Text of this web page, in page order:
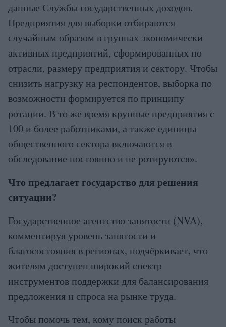
данные Службы государственных доходов.
Предприятия для выборки отбираются
случайным образом в группах экономически
активных предприятий, сформированных по
отрасли, размеру предприятия и сектору. Чтобы
снизить нагрузку на респондентов, выборка по
возможности формируется по принципу
ротации. В то же время крупные предприятия с
100 и более работниками, а также единицы
общественного сектора включаются в
обследование постоянно и не ротируются».
Что предлагает государство для решения
ситуации?
Государственное агентство занятости (NVA),
комментируя уровень занятости и
благосостояния в регионах, подчёркивает, что
жителям доступен широкий спектр
инструментов поддержки для балансирования
предложения и спроса на рынке труда.
Чтобы помочь тем, кому поиск работы